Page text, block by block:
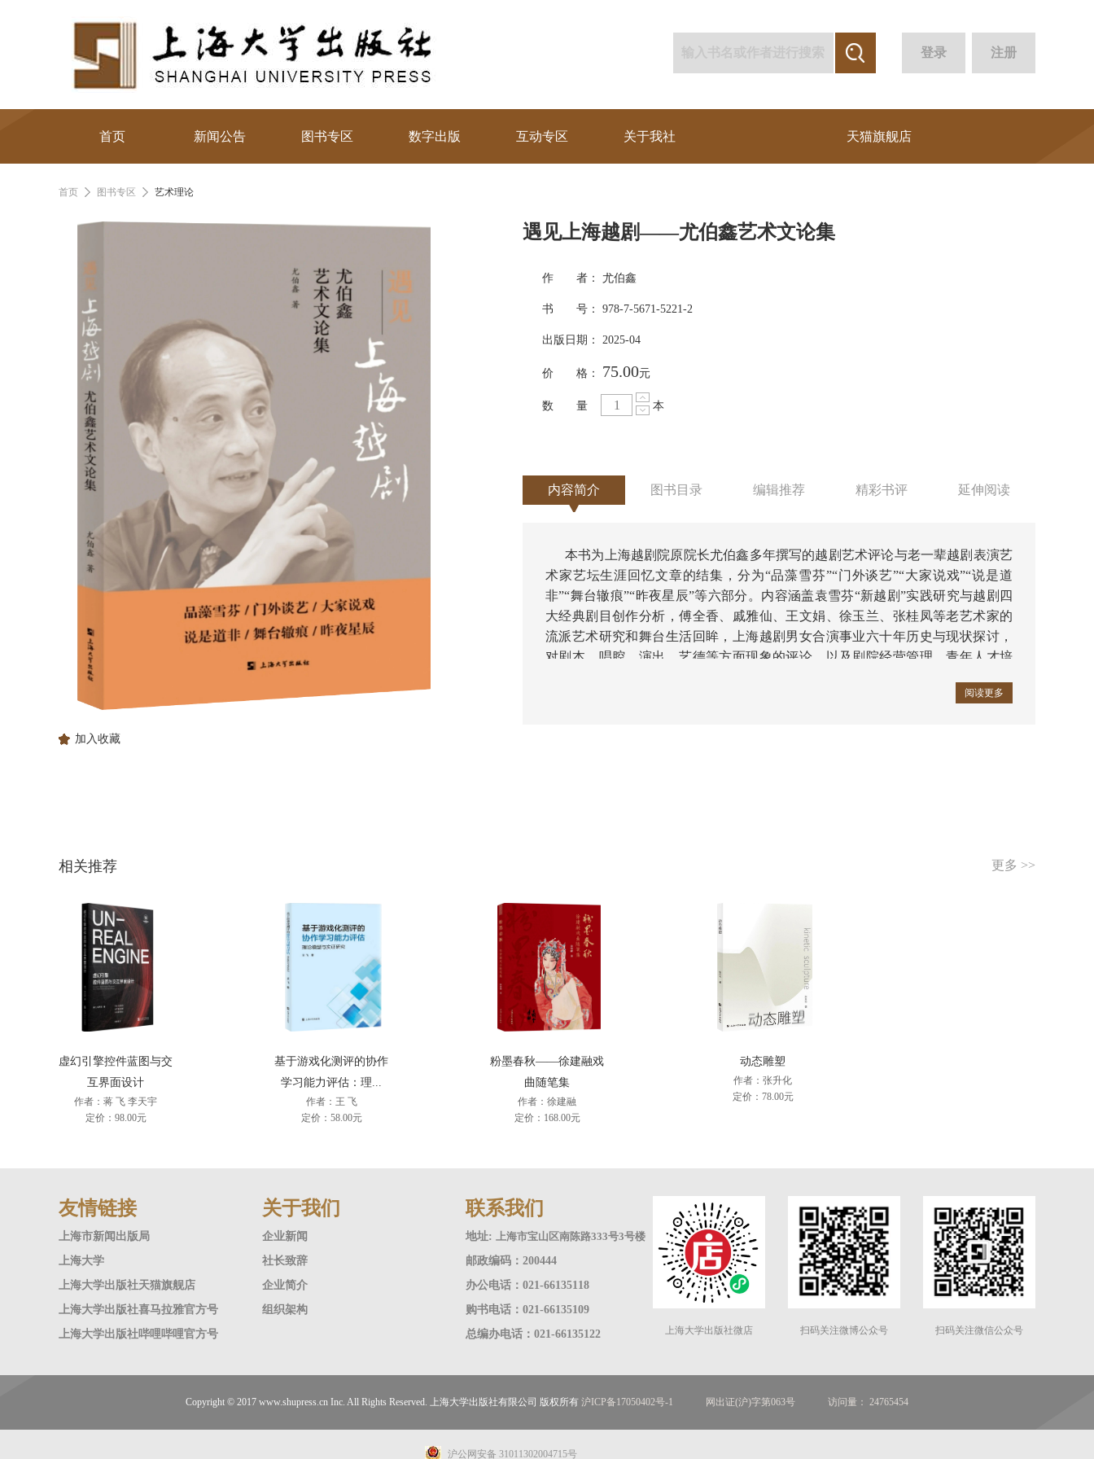
注册
登录
首页 新闻公告 图书专区 数字出版 互动专区 关于我社 天猫旗舰店
首页 图书专区 艺术理论
加入收藏
遇见上海越剧——尤伯鑫艺术文论集
作 者： 尤伯鑫
书 号： 978-7-5671-5221-2
出版日期： 2025-04
价 格： 75.00元
数 量 本
内容简介 图书目录 编辑推荐 精彩书评 延伸阅读
本书为上海越剧院原院长尤伯鑫多年撰写的越剧艺术评论与老一辈越剧表演艺
术家艺坛生涯回忆文章的结集，分为“品藻雪芬”“门外谈艺”“大家说戏”“说是道
非”“舞台辙痕”“昨夜星辰”等六部分。内容涵盖袁雪芬“新越剧”实践研究与越剧四
大经典剧目创作分析，傅全香、戚雅仙、王文娟、徐玉兰、张桂凤等老艺术家的
流派艺术研究和舞台生活回眸，上海越剧男女合演事业六十年历史与现状探讨，
对剧本、唱腔、演出、艺德等方面现象的评论，以及剧院经营管理、青年人才培
阅读更多
相关推荐 更多 >>
虚幻引擎控件蓝图与交
互界面设计
作者：蒋 飞 李天宇
定价：98.00元
基于游戏化测评的协作
学习能力评估：理...
作者：王 飞
定价：58.00元
粉墨春秋——徐建融戏
曲随笔集
作者：徐建融
定价：168.00元
动态雕塑
作者：张升化
定价：78.00元
友情链接
上海市新闻出版局
上海大学
上海大学出版社天猫旗舰店
上海大学出版社喜马拉雅官方号
上海大学出版社哔哩哔哩官方号
关于我们
企业新闻
社长致辞
企业简介
组织架构
联系我们
地址: 上海市宝山区南陈路333号3号楼
邮政编码：200444
办公电话：021-66135118
购书电话：021-66135109
总编办电话：021-66135122
上海大学出版社微店 扫码关注微博公众号 扫码关注微信公众号
Copyright © 2017 www.shupress.cn Inc. All Rights Reserved. 上海大学出版社有限公司 版权所有 沪ICP备17050402号-1 网出证(沪)字第063号 访问量： 24765454
沪公网安备 31011302004715号